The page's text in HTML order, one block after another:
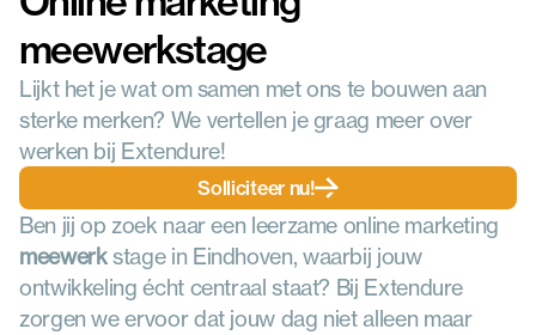
meewerkstage
Lijkt het je wat om samen met ons te bouwen aan
sterke merken? We vertellen je graag meer over
werken bij Extendure!
Solliciteer nu!
meewerk stage in Eindhoven, waarbij jouw
ontwikkeling écht centraal staat? Bij Extendure
zorgen we ervoor dat jouw dag niet alleen maar